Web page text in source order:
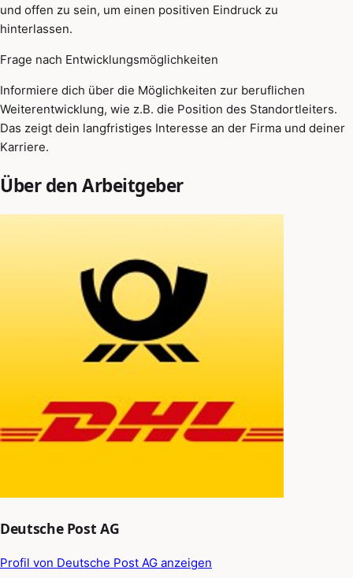
und offen zu sein, um einen positiven Eindruck zu
hinterlassen.
Frage nach Entwicklungsmöglichkeiten
Informiere dich über die Möglichkeiten zur beruflichen
Weiterentwicklung, wie z.B. die Position des Standortleiters.
Das zeigt dein langfristiges Interesse an der Firma und deiner
Karriere.
Über den Arbeitgeber
Deutsche Post AG
Profil von Deutsche Post AG anzeigen